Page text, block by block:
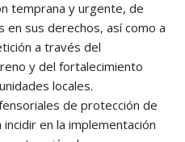
temprana y urgente, de
en sus derechos, así como a
a través del
y del fortalecimiento
locales.
de protección de
en la implementación